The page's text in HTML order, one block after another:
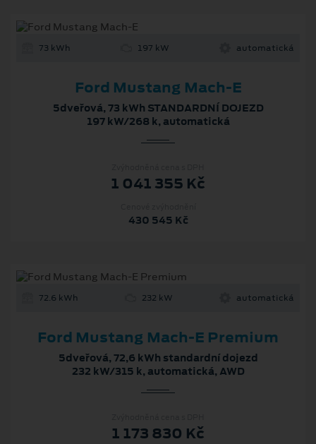
73 kWh 197 kW automatická
Ford Mustang Mach-E
5dveřová, 73 kWh STANDARDNÍ DOJEZD
197 kW/268 k, automatická
1 041 355 Kč
430 545 Kč
72.6 kWh 232 kW automatická
Ford Mustang Mach‑E Premium
5dveřová, 72,6 kWh standardní dojezd
232 kW/315 k, automatická, AWD
1 173 830 Kč